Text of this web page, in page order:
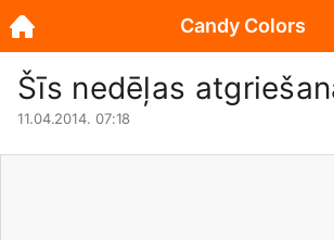
Šīs nedēļas
11.04.2014. 07:18
Candy Colors